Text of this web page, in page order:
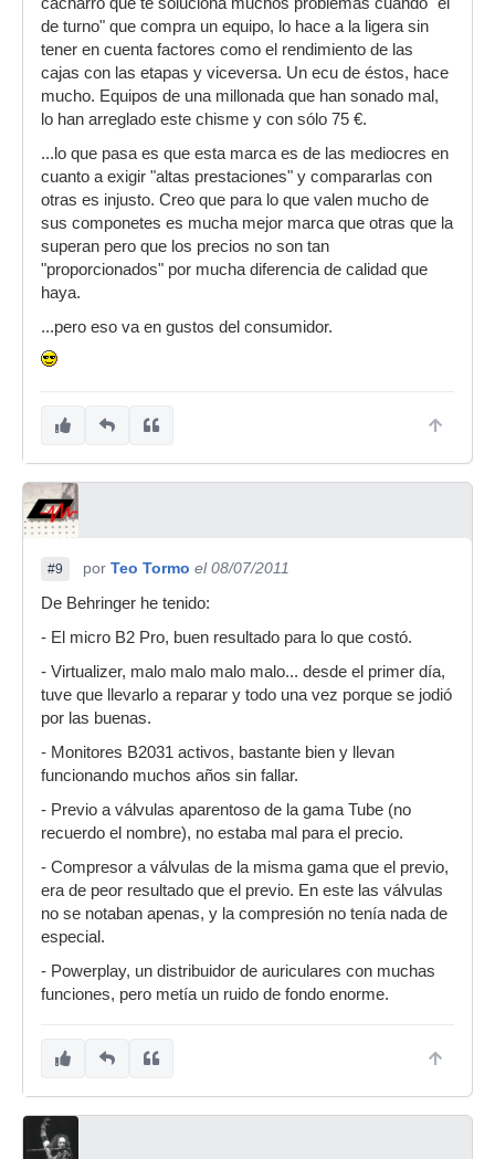
de turno" que compra un equipo, lo hace a la ligera sin
tener en cuenta factores como el rendimiento de las
cajas con las etapas y viceversa. Un ecu de éstos, hace
mucho. Equipos de una millonada que han sonado mal,
lo han arreglado este chisme y con sólo 75 €.
...lo que pasa es que esta marca es de las mediocres en
cuanto a exigir "altas prestaciones" y compararlas con
otras es injusto. Creo que para lo que valen mucho de
sus componetes es mucha mejor marca que otras que la
superan pero que los precios no son tan
"proporcionados" por mucha diferencia de calidad que
haya.
...pero eso va en gustos del consumidor.
#9 por Teo Tormo el 08/07/2011
De Behringer he tenido:
- El micro B2 Pro, buen resultado para lo que costó.
- Virtualizer, malo malo malo malo... desde el primer día,
tuve que llevarlo a reparar y todo una vez porque se jodió
por las buenas.
- Monitores B2031 activos, bastante bien y llevan
funcionando muchos años sin fallar.
- Previo a válvulas aparentoso de la gama Tube (no
recuerdo el nombre), no estaba mal para el precio.
- Compresor a válvulas de la misma gama que el previo,
era de peor resultado que el previo. En este las válvulas
no se notaban apenas, y la compresión no tenía nada de
especial.
- Powerplay, un distribuidor de auriculares con muchas
funciones, pero metía un ruido de fondo enorme.